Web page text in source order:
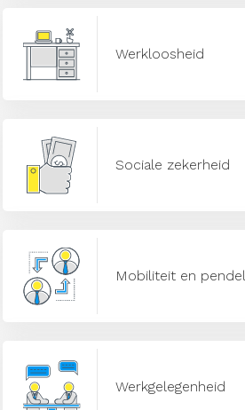
Werkloosheid
Sociale zekerheid
Mobiliteit en pendel
Werkgelegenheid